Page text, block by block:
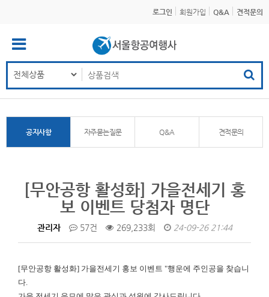
로그인 회원가입 Q&A 견적문의
공지사항 자주묻는질문 Q&A 견적문의
[무안공항 활성화] 가을전세기 홍
보 이벤트 당첨자 명단
관리자 57건 269,233회 24-09-26 21:44
[무안공항 활성화] 가을전세기 홍보 이벤트 "행운에 주인공을 찾습니
다.